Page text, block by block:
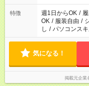
特徴 週1日からOK /
OK / 服装自由 /
し / パソコンス
気になる！
掲載元企業